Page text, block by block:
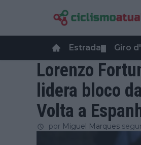
Estrada Giro
Lorenzo
lidera bloco
Volta a
por Miguel Marques